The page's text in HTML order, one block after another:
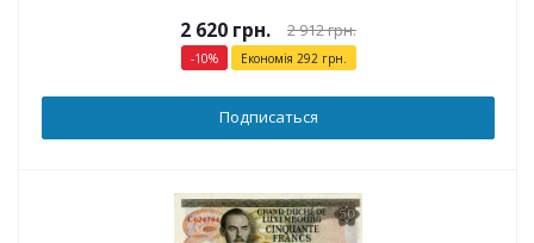
2 620 грн. 2 912грн.
-10% Економія 292грн.
Подписаться